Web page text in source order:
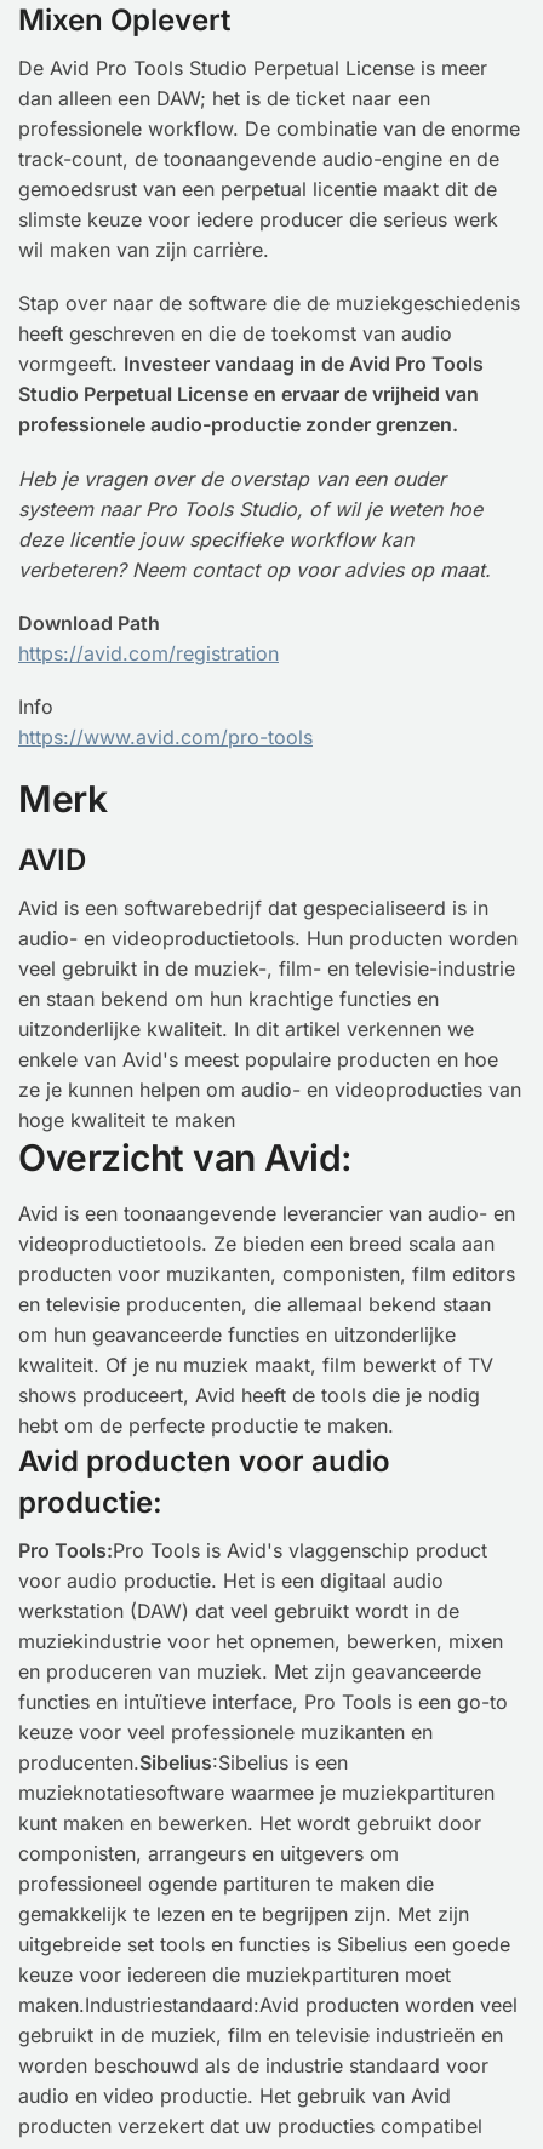
Mixen Oplevert
De Avid Pro Tools Studio Perpetual License is meer
dan alleen een DAW; het is de ticket naar een
professionele workflow. De combinatie van de enorme
track-count, de toonaangevende audio-engine en de
gemoedsrust van een perpetual licentie maakt dit de
slimste keuze voor iedere producer die serieus werk
wil maken van zijn carrière.
Stap over naar de software die de muziekgeschiedenis
heeft geschreven en die de toekomst van audio
vormgeeft. Investeer vandaag in de Avid Pro Tools
Studio Perpetual License en ervaar de vrijheid van
professionele audio-productie zonder grenzen.
Heb je vragen over de overstap van een ouder
systeem naar Pro Tools Studio, of wil je weten hoe
deze licentie jouw specifieke workflow kan
verbeteren? Neem contact op voor advies op maat.
Download Path
https://avid.com/registration
Info
https://www.avid.com/pro-tools
Merk
AVID
Avid is een softwarebedrijf dat gespecialiseerd is in
audio- en videoproductietools. Hun producten worden
veel gebruikt in de muziek-, film- en televisie-industrie
en staan bekend om hun krachtige functies en
uitzonderlijke kwaliteit. In dit artikel verkennen we
enkele van Avid's meest populaire producten en hoe
ze je kunnen helpen om audio- en videoproducties van
hoge kwaliteit te maken
Overzicht van Avid:
Avid is een toonaangevende leverancier van audio- en
videoproductietools. Ze bieden een breed scala aan
producten voor muzikanten, componisten, film editors
en televisie producenten, die allemaal bekend staan
om hun geavanceerde functies en uitzonderlijke
kwaliteit. Of je nu muziek maakt, film bewerkt of TV
shows produceert, Avid heeft de tools die je nodig
hebt om de perfecte productie te maken.
Avid producten voor audio
productie:
Pro Tools:Pro Tools is Avid's vlaggenschip product
voor audio productie. Het is een digitaal audio
werkstation (DAW) dat veel gebruikt wordt in de
muziekindustrie voor het opnemen, bewerken, mixen
en produceren van muziek. Met zijn geavanceerde
functies en intuïtieve interface, Pro Tools is een go-to
keuze voor veel professionele muzikanten en
producenten.Sibelius:Sibelius is een
muzieknotatiesoftware waarmee je muziekpartituren
kunt maken en bewerken. Het wordt gebruikt door
componisten, arrangeurs en uitgevers om
professioneel ogende partituren te maken die
gemakkelijk te lezen en te begrijpen zijn. Met zijn
uitgebreide set tools en functies is Sibelius een goede
keuze voor iedereen die muziekpartituren moet
maken.Industriestandaard:Avid producten worden veel
gebruikt in de muziek, film en televisie industrieën en
worden beschouwd als de industrie standaard voor
audio en video productie. Het gebruik van Avid
producten verzekert dat uw producties compatibel